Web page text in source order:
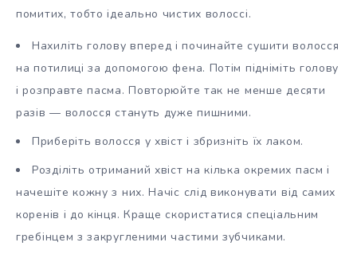
помитих, тобто ідеально чистих волоссі.
Нахиліть голову вперед і починайте сушити волосся
на потилиці за допомогою фена. Потім підніміть голову
і розправте пасма. Повторюйте так не менше десяти
разів — волосся стануть дуже пишними.
Приберіть волосся у хвіст і збризніть їх лаком.
Розділіть отриманий хвіст на кілька окремих пасм і
начешіте кожну з них. Начіс слід виконувати від самих
коренів і до кінця. Краще скористатися спеціальним
гребінцем з закругленими частими зубчиками.